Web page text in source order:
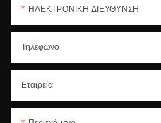
ΗΛΕΚΤΡΟΝΙΚΗ ΔΙΕΥΘΥΝΣΗ
Τηλέφωνο
Εταιρεία